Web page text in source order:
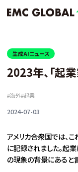
生成AIニュース
2023年、「起
#海外#起業
2024-07-03
アメリカ合衆国では、
に記録されました。起
の現象の背景にあると